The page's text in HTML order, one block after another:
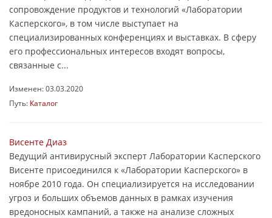
сопровождение продуктов и технологий «Лаборатории
Касперского», в том числе выступает на
специализированных конференциях и выставках. В сферу
его профессиональных интересов входят вопросы,
связанные с...
Изменен: 03.03.2020
Путь: Каталог
Висенте Диаз
Ведущий антивирусный эксперт Лаборатории Касперского
Висенте присоединился к «Лаборатории Касперского» в
ноябре 2010 года. Он специализируется на исследовании
угроз и больших объемов данных в рамках изучения
вредоносных кампаний, а также на анализе сложных